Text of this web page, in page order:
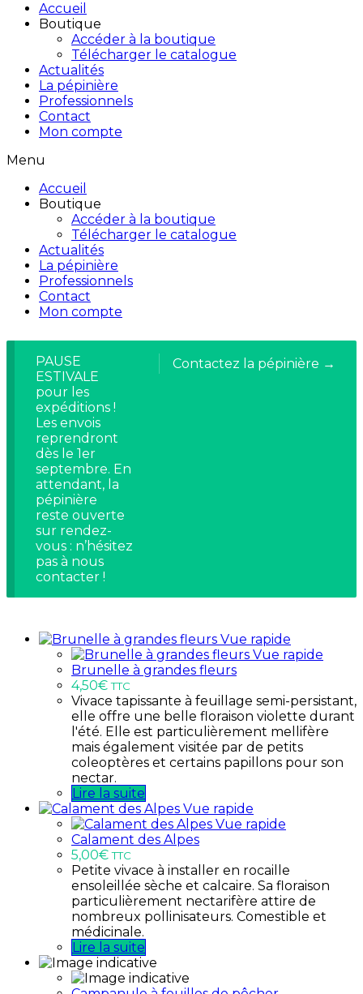
Accueil
Boutique
Accéder à la boutique
Télécharger le catalogue
Actualités
La pépinière
Professionnels
Contact
Mon compte
Menu
Accueil
Boutique
Accéder à la boutique
Télécharger le catalogue
Actualités
La pépinière
Professionnels
Contact
Mon compte
Contactez la pépinière →
PAUSE
ESTIVALE
pour les
expéditions !
Les envois
reprendront
dès le 1er
septembre. En
attendant, la
pépinière
reste ouverte
sur rendez-
vous : n’hésitez
pas à nous
contacter !
Vue rapide
Vue rapide
Brunelle à grandes fleurs
4,50€ TTC
Vivace tapissante à feuillage semi-persistant,
elle offre une belle floraison violette durant
l'été. Elle est particulièrement mellifère
mais également visitée par de petits
coleoptères et certains papillons pour son
nectar.
Lire la suite
Vue rapide
Vue rapide
Calament des Alpes
5,00€ TTC
Petite vivace à installer en rocaille
ensoleillée sèche et calcaire. Sa floraison
particulièrement nectarifère attire de
nombreux pollinisateurs. Comestible et
médicinale.
Lire la suite